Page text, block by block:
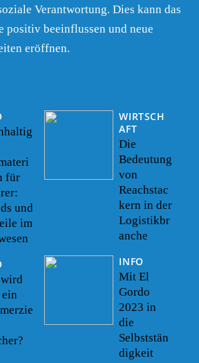
Verantwortung. Dies kann das
positiv beeinflussen und neue
eröffnen.
für
und
im
ein
WIRTSCH
AFT
Die
Bedeutung
von
Reachstac
kern in der
Logistikbr
anche
INFO
Mit El
Gordo
2023 in
die
Selbststän
digkeit